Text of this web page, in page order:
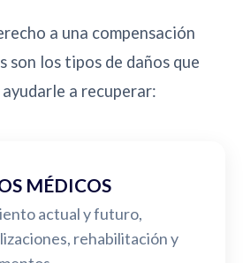
a una compensación
son los tipos de daños que
a recuperar:
MÉDICOS
actual y futuro,
rehabilitación y